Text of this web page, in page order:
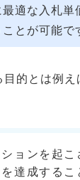
適な入札単
とが可能で
的とは例え
ョンを起
達成するこ